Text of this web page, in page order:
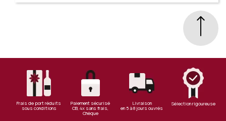
Frais de port réduits
sous conditions
Paiement sécurisé
CB, 4x sans frais,
Chèque
Livraison
en 5 à 8 jours ouvrés
Sélection rigoureuse